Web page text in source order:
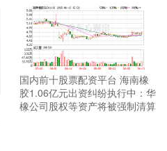
国内前十股票配资平台 海南橡
胶1.06亿元出资纠纷执行中：华
橡公司股权等资产将被强制清算